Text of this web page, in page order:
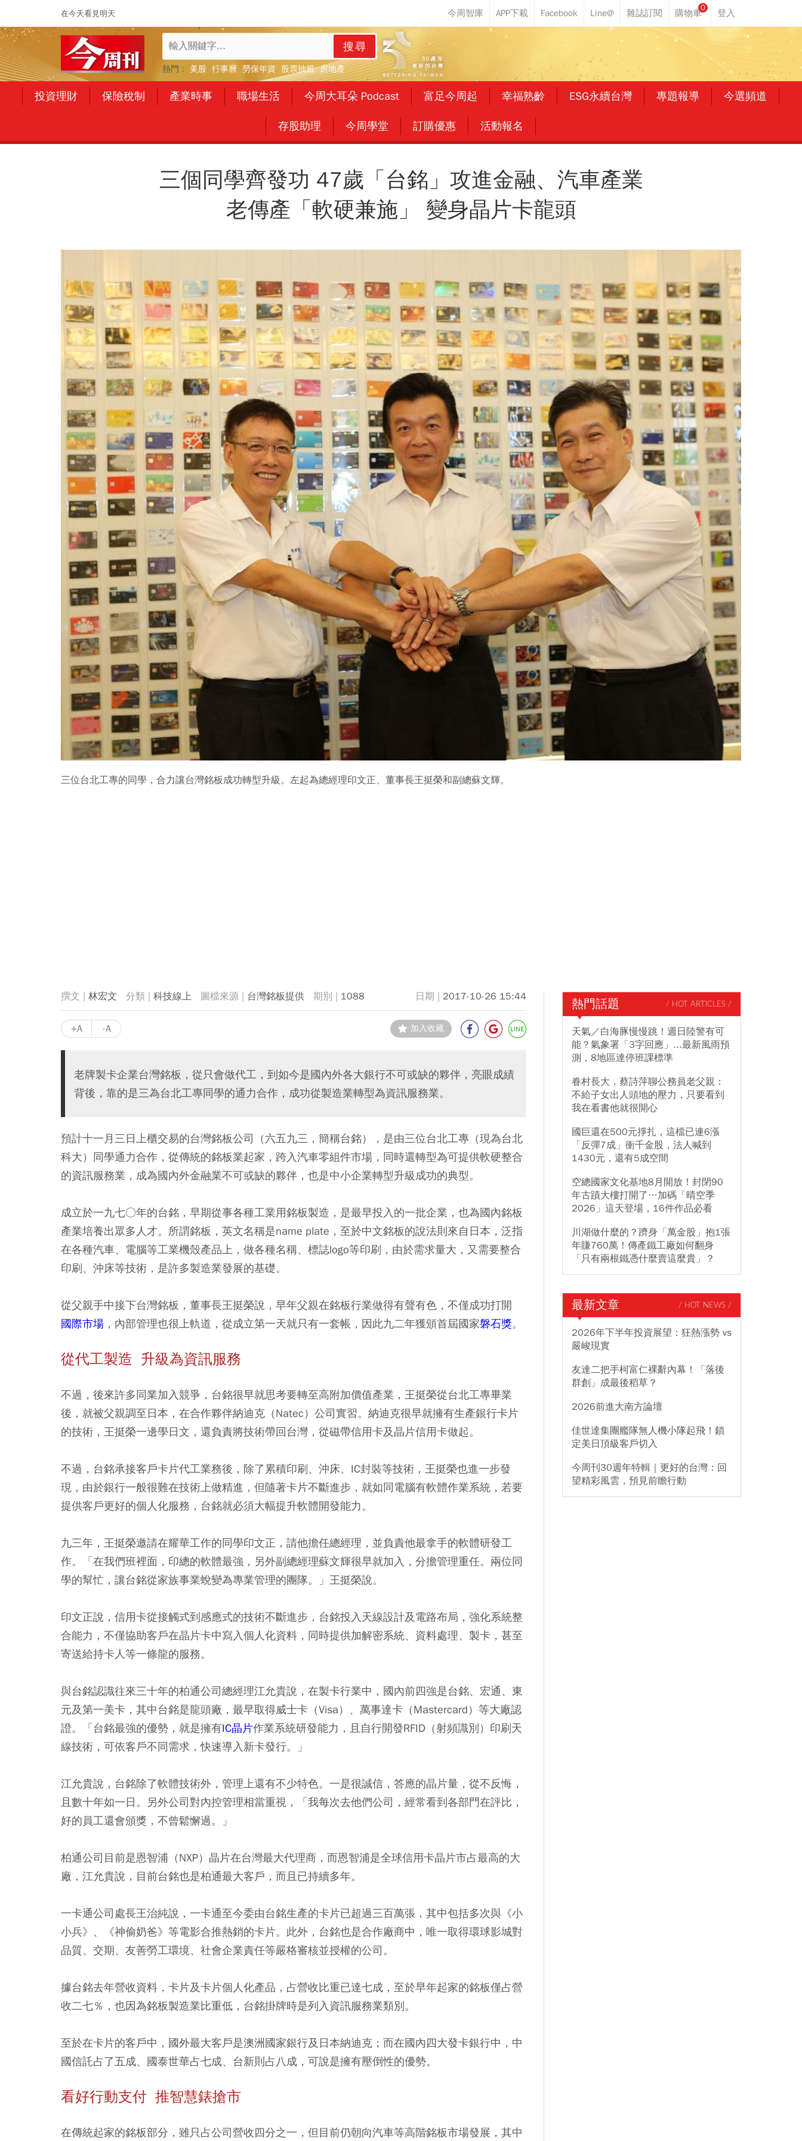
在今天看見明天
0
搜尋
熱門： 美股 行事曆 勞保年資 股票抽籤 房地產
投資理財 保險稅制 產業時事 職場生活 今周大耳朵 Podcast 富足今周起 幸福熟齡 ESG永續台灣 專題報導 今選頻道
存股助理 今周學堂 訂購優惠 活動報名
三個同學齊發功 47歲「台銘」攻進金融、汽車產業
老傳產「軟硬兼施」 變身晶片卡龍頭
三位台北工專的同學，合力讓台灣銘板成功轉型升級。左起為總經理印文正、董事長王挺榮和副總蘇文輝。
林宏文 科技線上 台灣銘板提供 1088 2017-10-26 15:44
+A -A 加入收藏
老牌製卡企業台灣銘板，從只會做代工，到如今是國內外各大銀行不可或缺的夥伴，亮眼成績
背後，靠的是三為台北工專同學的通力合作，成功從製造業轉型為資訊服務業。
預計十一月三日上櫃交易的台灣銘板公司（六五九三，簡稱台銘），是由三位台北工專（現為台北
科大）同學通力合作，從傳統的銘板業起家，跨入汽車零組件市場，同時還轉型為可提供軟硬整合
的資訊服務業，成為國內外金融業不可或缺的夥伴，也是中小企業轉型升級成功的典型。
成立於一九七○年的台銘，早期從事各種工業用銘板製造，是最早投入的一批企業，也為國內銘板
產業培養出眾多人才。所謂銘板，英文名稱是name plate，至於中文銘板的說法則來自日本，泛指
在各種汽車、電腦等工業機殼產品上，做各種名稱、標誌logo等印刷，由於需求量大，又需要整合
印刷、沖床等技術，是許多製造業發展的基礎。
從父親手中接下台灣銘板，董事長王挺榮說，早年父親在銘板行業做得有聲有色，不僅成功打開
國際市場 ，內部管理也很上軌道，從成立第一天就只有一套帳，因此九二年獲頒首屆國家磐石獎。
從代工製造 升級為資訊服務
不過，後來許多同業加入競爭，台銘很早就思考要轉至高附加價值產業，王挺榮從台北工專畢業
後，就被父親調至日本，在合作夥伴納迪克（Natec）公司實習。納迪克很早就擁有生產銀行卡片
的技術，王挺榮一邊學日文，還負責將技術帶回台灣，從磁帶信用卡及晶片信用卡做起。
不過，台銘承接客戶卡片代工業務後，除了累積印刷、沖床、IC封裝等技術，王挺榮也進一步發
現，由於銀行一般很難在技術上做精進，但隨著卡片不斷進步，就如同電腦有軟體作業系統，若要
提供客戶更好的個人化服務，台銘就必須大幅提升軟體開發能力。
九三年，王挺榮邀請在耀華工作的同學印文正，請他擔任總經理，並負責他最拿手的軟體研發工
作。「在我們班裡面，印總的軟體最強，另外副總經理蘇文輝很早就加入，分擔管理重任。兩位同
學的幫忙，讓台銘從家族事業蛻變為專業管理的團隊。」王挺榮說。
印文正說，信用卡從接觸式到感應式的技術不斷進步，台銘投入天線設計及電路布局，強化系統整
合能力，不僅協助客戶在晶片卡中寫入個人化資料，同時提供加解密系統、資料處理、製卡，甚至
寄送給持卡人等一條龍的服務。
與台銘認識往來三十年的柏通公司總經理江允貴說，在製卡行業中，國內前四強是台銘、宏通、東
元及第一美卡，其中台銘是龍頭廠，最早取得威士卡（Visa）、萬事達卡（Mastercard）等大廠認
證。「台銘最強的優勢，就是擁有IC晶片作業系統研發能力，且自行開發RFID（射頻識別）印刷天
線技術，可依客戶不同需求，快速導入新卡發行。」
江允貴說，台銘除了軟體技術外，管理上還有不少特色。一是很誠信，答應的晶片量，從不反悔，
且數十年如一日。另外公司對內控管理相當重視，「我每次去他們公司，經常看到各部門在評比，
好的員工還會頒獎，不曾鬆懈過。」
柏通公司目前是恩智浦（NXP）晶片在台灣最大代理商，而恩智浦是全球信用卡晶片市占最高的大
廠，江允貴說，目前台銘也是柏通最大客戶，而且已持續多年。
一卡通公司處長王治純說，一卡通至今委由台銘生產的卡片已超過三百萬張，其中包括多次與《小
小兵》、《神偷奶爸》等電影合推熱銷的卡片。此外，台銘也是合作廠商中，唯一取得環球影城對
品質、交期、友善勞工環境、社會企業責任等嚴格審核並授權的公司。
據台銘去年營收資料，卡片及卡片個人化產品，占營收比重已達七成，至於早年起家的銘板僅占營
收二七％，也因為銘板製造業比重低，台銘掛牌時是列入資訊服務業類別。
至於在卡片的客戶中，國外最大客戶是澳洲國家銀行及日本納迪克；而在國內四大發卡銀行中，中
國信託占了五成、國泰世華占七成、台新則占八成，可說是擁有壓倒性的優勢。
看好行動支付 推智慧錶搶市
在傳統起家的銘板部分，雖只占公司營收四分之一，但目前仍朝向汽車等高階銘板市場發展，其中
熱門話題 / HOT ARTICLES /
天氣／白海豚慢慢跳！週日陸警有可
能？氣象署「3字回應」...最新風雨預
測，8地區達停班課標準
眷村長大，蔡詩萍聊公務員老父親：
不給子女出人頭地的壓力，只要看到
我在看書他就很開心
國巨還在500元掙扎，這檔已連6漲
「反彈7成」衝千金股，法人喊到
1430元，還有5成空間
空總國家文化基地8月開放！封閉90
年古蹟大樓打開了…加碼「晴空季
2026」這天登場，16件作品必看
川湖做什麼的？躋身「萬金股」抱1張
年賺760萬！傳產鐵工廠如何翻身
「只有兩根鐵憑什麼賣這麼貴」？
最新文章 / HOT NEWS /
2026年下半年投資展望：狂熱漲勢 vs
嚴峻現實
友達二把手柯富仁裸辭內幕！「落後
群創」成最後稻草？
2026前進大南方論壇
佳世達集團艦隊無人機小隊起飛！鎖
定美日頂級客戶切入
今周刊30週年特輯｜更好的台灣：回
望精彩風雲，預見前瞻行動